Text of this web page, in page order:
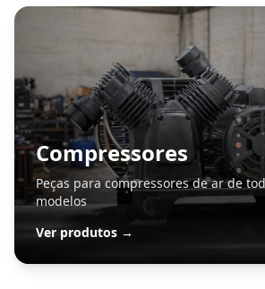
Compressores
Peças para compressores de ar de
modelos
Ver produtos →